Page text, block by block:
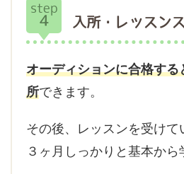
step
4 入所・レッスン
オーディションに合格する
所できます。
その後、レッスンを受け
３ヶ月しっかりと基本から